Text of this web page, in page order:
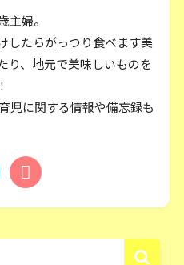
主婦。
したらがっつり食べます美
り、地元で美味しいものを
児に関する情報や備忘録も